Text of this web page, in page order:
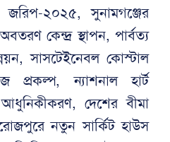
২০২৫, সুনামগঞ্জের
কেন্দ্র স্থাপন, পার্বত্য
সাসটেইনেবল কোস্টাল
প্রকল্প, ন্যাশনাল হার্ট
আধুনিকীকরণ, দেশের বীমা
নতুন সার্কিট হাউস